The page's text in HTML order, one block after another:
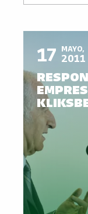
17 MAYO,
2011